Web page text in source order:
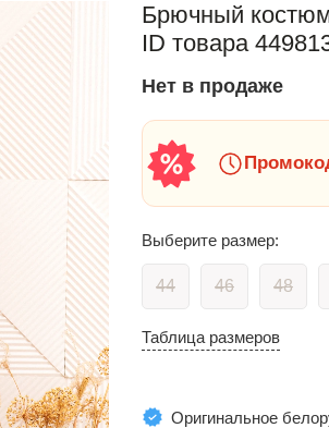
Брючный
ID товара
Нет в продаже
Выберите размер:
44 46 48
Таблица размеров
Оригинальное